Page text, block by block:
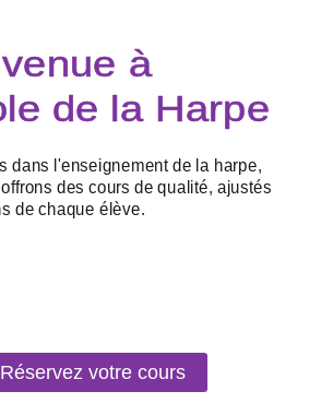
Réservez votre cours